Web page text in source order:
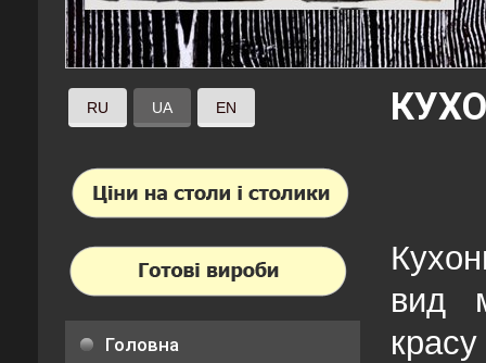
RU UA EN
Головна
вид